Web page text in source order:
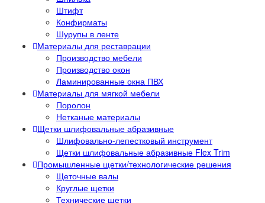
Штифт
Конфирматы
Шурупы в ленте
Материалы для реставрации
Производство мебели
Производство окон
Ламинированные окна ПВХ
Материалы для мягкой мебели
Поролон
Нетканые материалы
Щетки шлифовальные абразивные
Шлифовально-лепестковый инструмент
Щетки шлифовальные абразивные Flex Trim
Промышленные щетки/технологические решения
Щеточные валы
Круглые щетки
Технические щетки